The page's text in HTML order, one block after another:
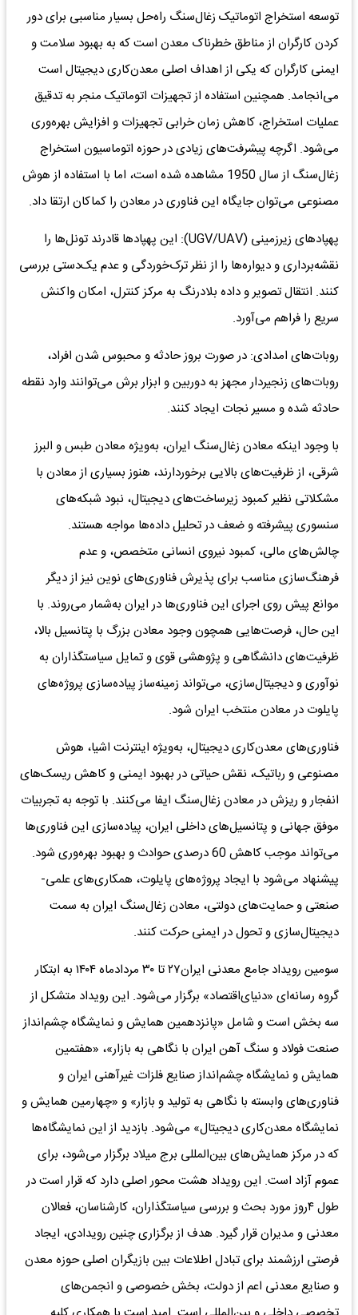
توسعه استخراج اتوماتیک زغال‌سنگ راه‌حل بسیار مناسبی برای دور
کردن کارگران از مناطق خطرناک معدن است که به بهبود سلامت و
ایمنی کارگران که یکی از اهداف اصلی معدن‌کاری دیجیتال است
می‌انجامد. همچنین استفاده از تجهیزات اتوماتیک منجر به تدقیق
عملیات استخراج، کاهش زمان خرابی تجهیزات و افزایش بهره‌وری
می‌شود. اگرچه پیشرفت‌های زیادی در حوزه اتوماسیون استخراج
زغال‌سنگ از سال 1950 مشاهده شده است، اما با استفاده از هوش
مصنوعی می‌توان جایگاه این فناوری در معادن را کماکان ارتقا داد.
پهپادهای زیرزمینی (UGV/UAV): این پهپادها قادرند تونل‌ها را
نقشه‌برداری و دیواره‌ها را از نظر ترک‌خوردگی و عدم یک‌دستی بررسی
کنند. انتقال تصویر و داده بلادرنگ به مرکز کنترل، امکان واکنش
سریع را فراهم می‌آورد.
روبات‌های امدادی: در صورت بروز حادثه و محبوس شدن افراد،
روبات‌های زنجیردار مجهز به دوربین و ابزار برش می‌توانند وارد نقطه
حادثه شده و مسیر نجات ایجاد کنند.
با وجود اینکه معادن زغال‌سنگ ایران، به‌ویژه معادن طبس و البرز
شرقی، از ظرفیت‌های بالایی برخوردارند، هنوز بسیاری از معادن با
مشکلاتی نظیر کمبود زیرساخت‌های دیجیتال، نبود شبکه‌های
سنسوری پیشرفته و ضعف در تحلیل داده‌ها مواجه هستند.
چالش‌های مالی، کمبود نیروی انسانی متخصص، و عدم
فرهنگ‌سازی مناسب برای پذیرش فناوری‌های نوین نیز از دیگر
موانع پیش روی اجرای این فناوری‌ها در ایران به‌شمار می‌روند. با
این حال، فرصت‌هایی همچون وجود معادن بزرگ با پتانسیل بالا،
ظرفیت‌های دانشگاهی و پژوهشی قوی و تمایل سیاستگذاران به
نوآوری و دیجیتال‌سازی، می‌تواند زمینه‌ساز پیاده‌سازی پروژه‌های
پایلوت در معادن منتخب ایران شود.
فناوری‌های معدن‌کاری دیجیتال، به‌ویژه اینترنت اشیا، هوش
مصنوعی و رباتیک، نقش حیاتی در بهبود ایمنی و کاهش ریسک‌های
انفجار و ریزش در معادن زغال‌سنگ ایفا می‌کنند. با توجه به تجربیات
موفق جهانی و پتانسیل‌های داخلی ایران، پیاده‌سازی این فناوری‌ها
می‌تواند موجب کاهش 60 درصدی حوادث و بهبود بهره‌وری شود.
پیشنهاد می‌شود با ایجاد پروژه‌های پایلوت، همکاری‌های علمی-
صنعتی و حمایت‌های دولتی، معادن زغال‌سنگ ایران به سمت
دیجیتال‌سازی و تحول در ایمنی حرکت کنند.
سومین رویداد جامع معدنی ایران۲۷ تا ۳۰ مردادماه ۱۴۰۴ به ابتکار
گروه رسانه‌ای «دنیای‌اقتصاد» برگزار می‌شود. این رویداد متشکل از
سه بخش است و شامل «پانزدهمین همایش و نمایشگاه چشم‌انداز
صنعت فولاد و سنگ آهن ایران با نگاهی به بازار»، «هفتمین
همایش و نمایشگاه چشم‌انداز صنایع فلزات غیرآهنی ایران و
فناوری‌های وابسته با نگاهی به تولید و بازار» و «چهارمین همایش و
نمایشگاه معدن‌کاری دیجیتال» می‌شود. بازدید از این نمایشگاه‌ها
که در مرکز همایش‌های بین‌المللی برج میلاد برگزار می‌شود، برای
عموم آزاد است. این رویداد هشت محور اصلی دارد که قرار است در
طول ۴روز مورد بحث و بررسی سیاستگذاران، کارشناسان، فعالان
معدنی و مدیران قرار گیرد. هدف از برگزاری چنین رویدادی، ایجاد
فرصتی ارزشمند برای تبادل اطلاعات بین بازیگران اصلی حوزه معدن
و صنایع معدنی اعم از دولت، بخش خصوصی و انجمن‌های